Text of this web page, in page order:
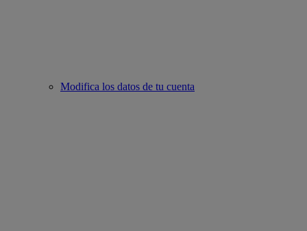
Modifica los datos de tu cuenta